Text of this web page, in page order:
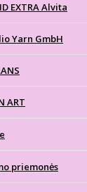
EXTRA Alvita
Yarn GmbH
ART
priemonės